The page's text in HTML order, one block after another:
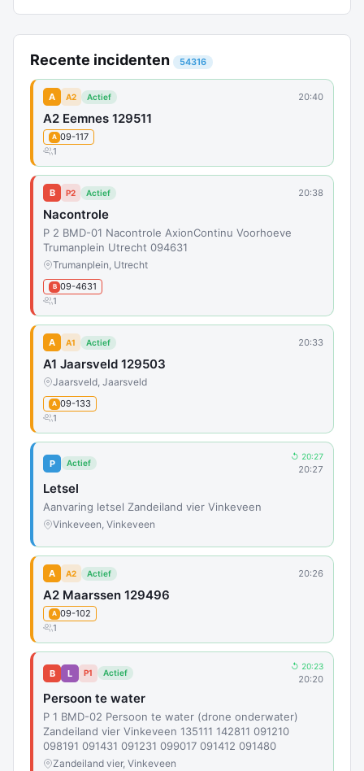
Recente incidenten 54316
A A2 Actief 20:40
A2 Eemnes 129511
A 09-117
1
B P2 Actief 20:38
Nacontrole
P 2 BMD-01 Nacontrole AxionContinu Voorhoeve
Trumanplein Utrecht 094631
Trumanplein, Utrecht
B 09-4631
1
A A1 Actief 20:33
A1 Jaarsveld 129503
Jaarsveld, Jaarsveld
A 09-133
1
P Actief
↺ 20:27
20:27
Letsel
Aanvaring letsel Zandeiland vier Vinkeveen
Vinkeveen, Vinkeveen
A A2 Actief 20:26
A2 Maarssen 129496
A 09-102
1
B L P1 Actief
↺ 20:23
20:20
Persoon te water
P 1 BMD-02 Persoon te water (drone onderwater)
Zandeiland vier Vinkeveen 135111 142811 091210
098191 091431 091231 099017 091412 091480
Zandeiland vier, Vinkeveen